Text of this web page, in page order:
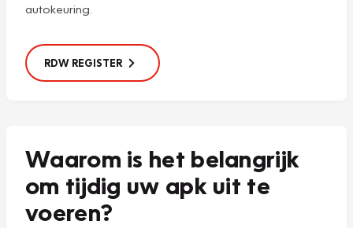
autokeuring.
RDW REGISTER
Waarom is het belangrijk
om tijdig uw apk uit te
voeren?